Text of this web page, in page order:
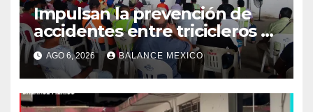
Impulsan la prevención de
accidentes entre tricicleros y
mototriciclistas de Tapachula
AGO 6, 2026 BALANCE MEXICO